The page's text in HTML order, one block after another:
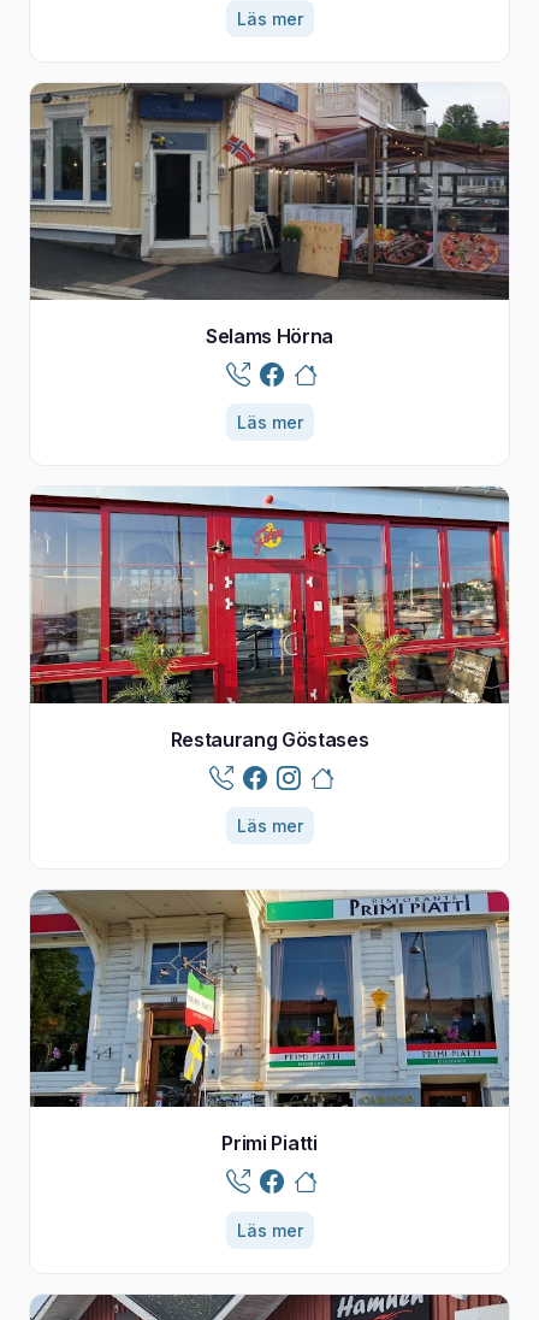
Läs mer
Selams Hörna
Läs mer
Restaurang Göstases
Läs mer
Primi Piatti
Läs mer